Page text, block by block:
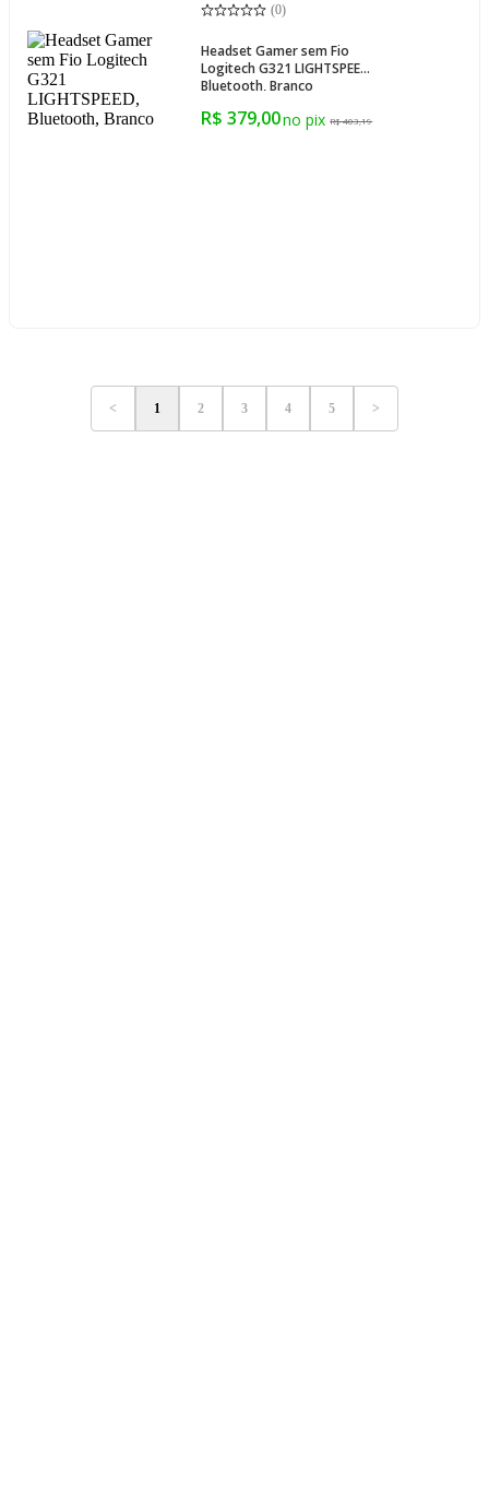
(0)
Headset Gamer sem Fio
Logitech G321 LIGHTSPEED,
Bluetooth, Branco
R$ 379,00 R$ 403,19
< 1 2 3 4 5 >